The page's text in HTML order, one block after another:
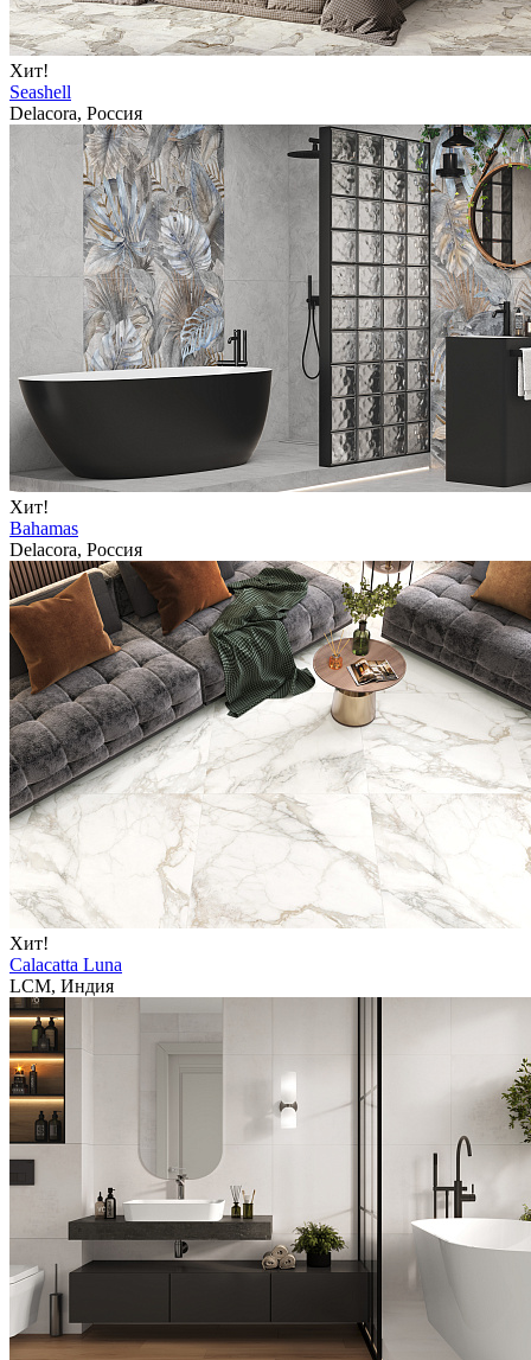
Хит!
Seashell
Delacora, Россия
Хит!
Bahamas
Delacora, Россия
Хит!
Calacatta Luna
LCM, Индия